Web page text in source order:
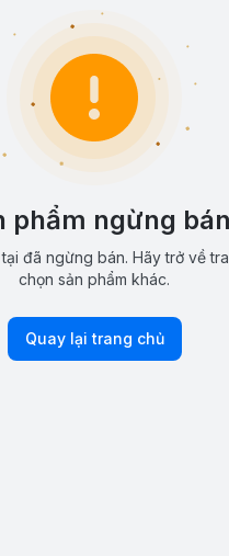
phẩm ngừng bán
đã ngừng bán. Hãy trở về
chọn sản phẩm khác.
Quay lại trang chủ